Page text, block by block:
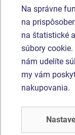
odolnosťou proti
pretože je
zranenia detí
Pružina hojdačky
ocele a je
vypaľovacou
je pozinkovaný
Na správne
na
na štatistické
súbory
nám udelíte
my vám
nakupovania.